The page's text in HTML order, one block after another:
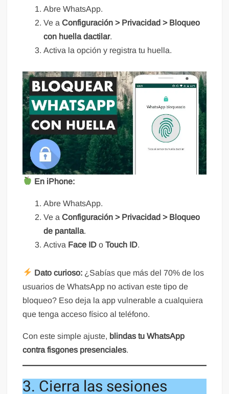
Abre WhatsApp.
Ve aConfiguración > Privacidad > Bloqueo
con huella dactilar.
Activa la opción y registra tu huella.
En iPhone:
Abre WhatsApp.
Ve aConfiguración > Privacidad > Bloqueo
de pantalla.
Activa Face ID oTouch ID.
Dato curioso:¿Sabías que más del 70% de los
usuarios de WhatsApp no activan este tipo de
bloqueo? Eso deja la app vulnerable a cualquiera
que tenga acceso físico al teléfono.
Con este simple ajuste, blindas tu WhatsApp
contra fisgones presenciales.
3. Cierra las sesiones